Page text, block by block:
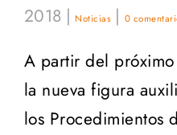
2018 | Noticias | 0
A partir del
la nueva figura
los Procedimientos